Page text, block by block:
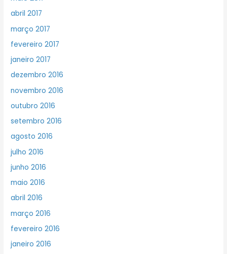
abril 2017
março 2017
fevereiro 2017
janeiro 2017
dezembro 2016
novembro 2016
outubro 2016
setembro 2016
agosto 2016
julho 2016
junho 2016
maio 2016
abril 2016
março 2016
fevereiro 2016
janeiro 2016